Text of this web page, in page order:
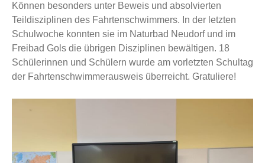
Können besonders unter Beweis und absolvierten
Teildisziplinen des Fahrtenschwimmers. In der letzten
Schulwoche konnten sie im Naturbad Neudorf und im
Freibad Gols die übrigen Disziplinen bewältigen. 18
Schülerinnen und Schülern wurde am vorletzten Schultag
der Fahrtenschwimmerausweis überreicht. Gratuliere!